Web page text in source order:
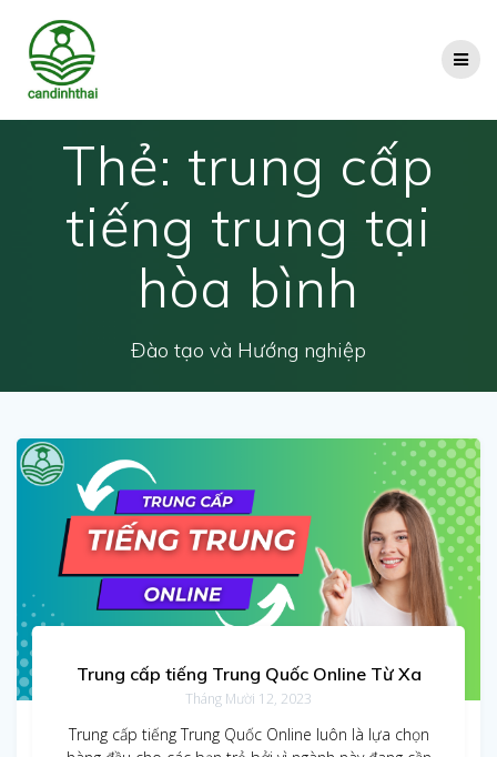
Thẻ: trung cấp
tiếng trung tại
hòa bình
Đào tạo và Hướng nghiệp
Trung cấp tiếng Trung Quốc Online Từ Xa
Tháng Mười 12, 2023
Trung cấp tiếng Trung Quốc Online luôn là lựa chọn